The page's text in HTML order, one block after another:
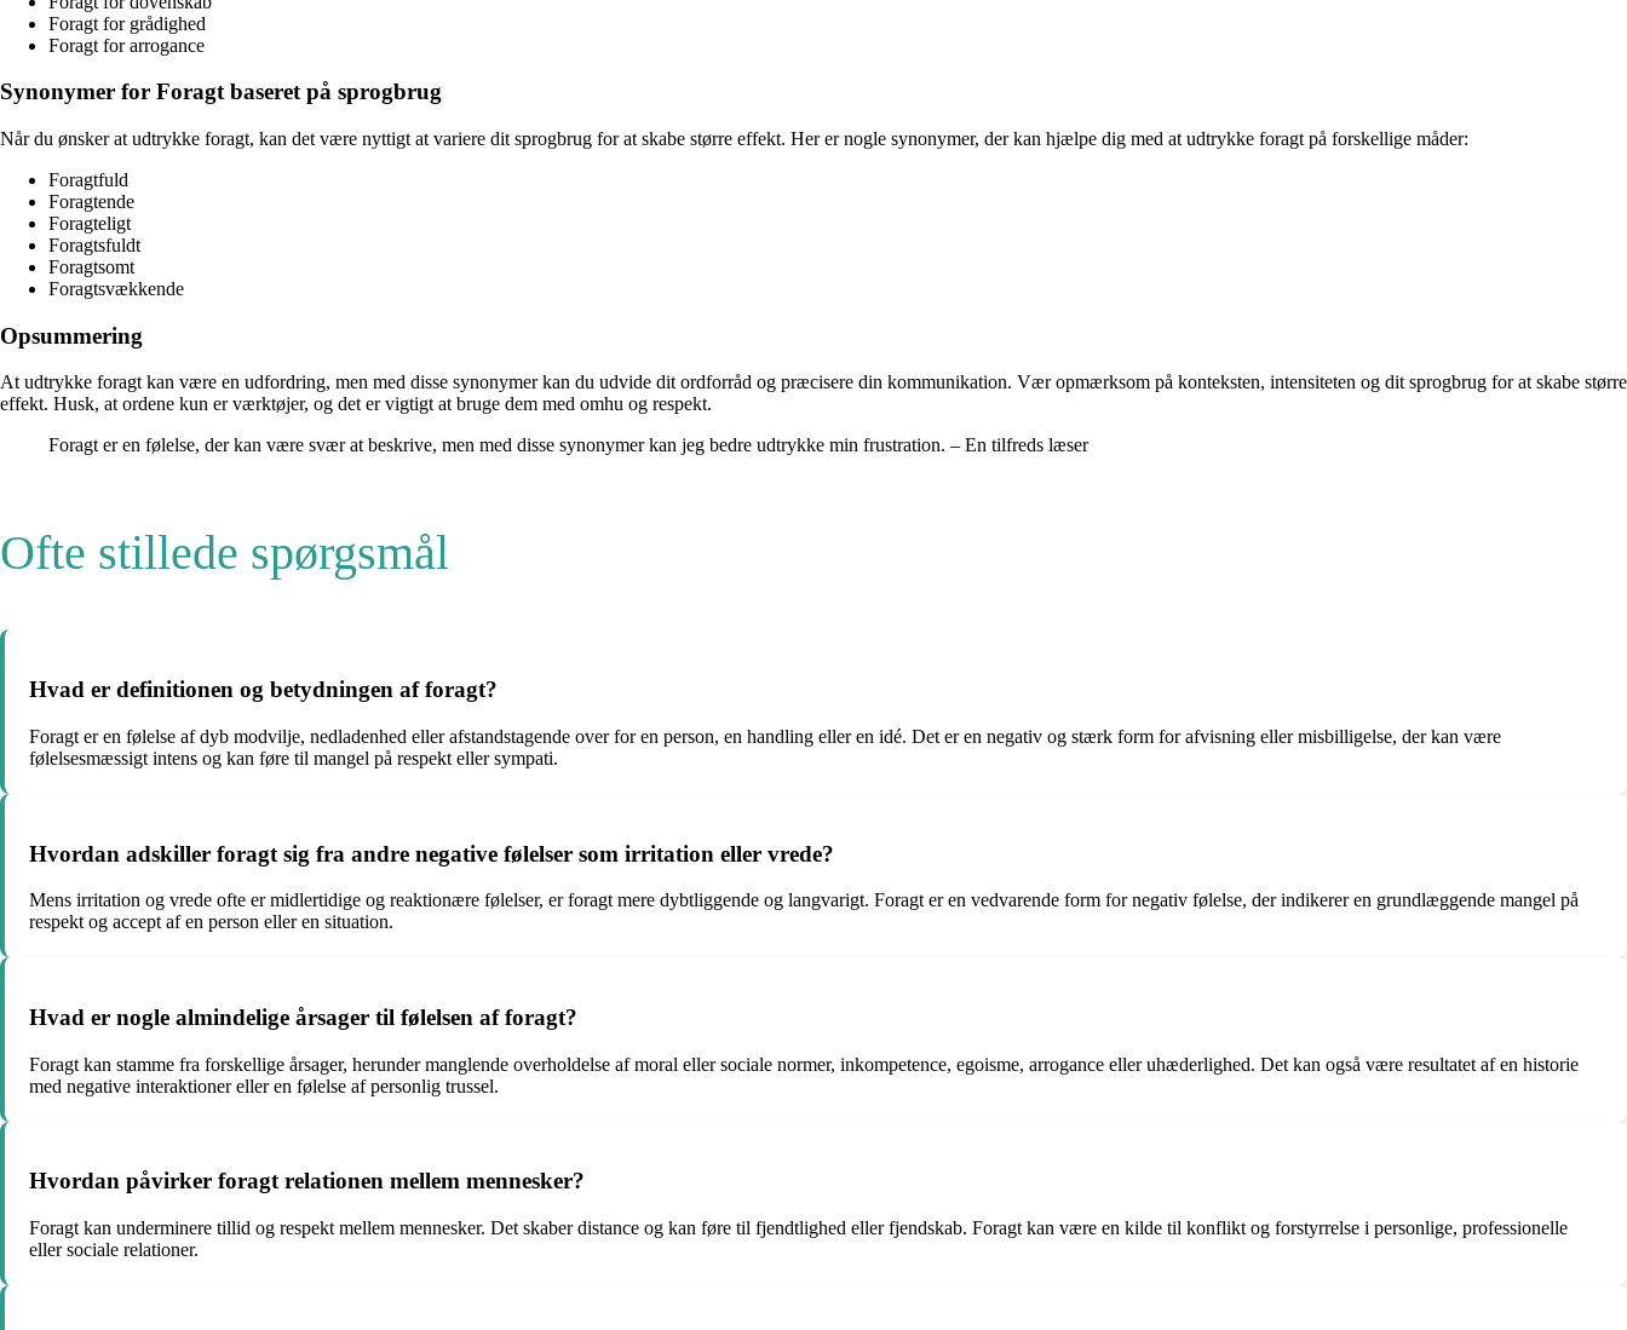
Foragt for grådighed
Foragt for arrogance
Synonymer for Foragt baseret på sprogbrug
Når du ønsker at udtrykke foragt, kan det være nyttigt at variere dit sprogbrug for at skabe større effekt. Her er nogle synonymer, der kan hjælpe dig med at udtrykke foragt på forskellige måder:
Foragtfuld
Foragtende
Foragteligt
Foragtsfuldt
Foragtsomt
Foragtsvækkende
Opsummering
At udtrykke foragt kan være en udfordring, men med disse synonymer kan du udvide dit ordforråd og præcisere din kommunikation. Vær opmærksom på konteksten, intensiteten og dit sprogbrug for at skabe større
effekt. Husk, at ordene kun er værktøjer, og det er vigtigt at bruge dem med omhu og respekt.
Foragt er en følelse, der kan være svær at beskrive, men med disse synonymer kan jeg bedre udtrykke min frustration. – En tilfreds læser
Ofte stillede spørgsmål
Hvad er definitionen og betydningen af foragt?
Foragt er en følelse af dyb modvilje, nedladenhed eller afstandstagende over for en person, en handling eller en idé. Det er en negativ og stærk form for afvisning eller misbilligelse, der kan være
følelsesmæssigt intens og kan føre til mangel på respekt eller sympati.
Hvordan adskiller foragt sig fra andre negative følelser som irritation eller vrede?
Mens irritation og vrede ofte er midlertidige og reaktionære følelser, er foragt mere dybtliggende og langvarigt. Foragt er en vedvarende form for negativ følelse, der indikerer en grundlæggende mangel på
respekt og accept af en person eller en situation.
Hvad er nogle almindelige årsager til følelsen af foragt?
Foragt kan stamme fra forskellige årsager, herunder manglende overholdelse af moral eller sociale normer, inkompetence, egoisme, arrogance eller uhæderlighed. Det kan også være resultatet af en historie
med negative interaktioner eller en følelse af personlig trussel.
Hvordan påvirker foragt relationen mellem mennesker?
Foragt kan underminere tillid og respekt mellem mennesker. Det skaber distance og kan føre til fjendtlighed eller fjendskab. Foragt kan være en kilde til konflikt og forstyrrelse i personlige, professionelle
eller sociale relationer.